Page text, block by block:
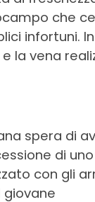
che
infortuni.
la vena
spera di
di
con gli